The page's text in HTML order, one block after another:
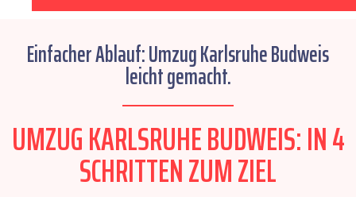
Einfacher Ablauf: Umzug Karlsruhe Budweis
leicht gemacht.
UMZUG KARLSRUHE BUDWEIS: IN 4
SCHRITTEN ZUM ZIEL